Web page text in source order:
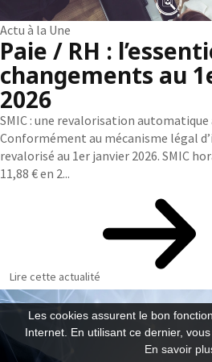
Actu à la Une
Paie / RH :
changements au
2026
SMIC : une revalorisation automatique
Conformément au mécanisme légal
revalorisé au 1er janvier 2026. SMIC
11,88 € en 2...
Lire cette actualité
Les cookies assurent le bon
Internet. En utilisant ce dernier,
En savoir